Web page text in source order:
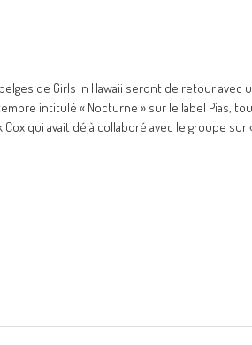
de Girls In Hawaii seront de retour avec
intitulé « Nocturne » sur le label Pias,
Cox qui avait déjà collaboré avec le groupe sur